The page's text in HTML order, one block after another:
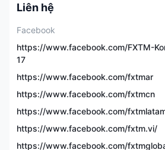
Công cụ Giao dịch
Tài khoản Demo
Loại Tài khoản
Plus,
Tiền gửi Tối thiểu
Liên hệ
Facebook
https://www.facebook.com/FXTM-
17
https://www.facebook.com/fxtmar
https://www.facebook.com/fxtmcn
https://www.facebook.com/
https://www.facebook.com/fxtm.vi/
https://www.facebook.com/